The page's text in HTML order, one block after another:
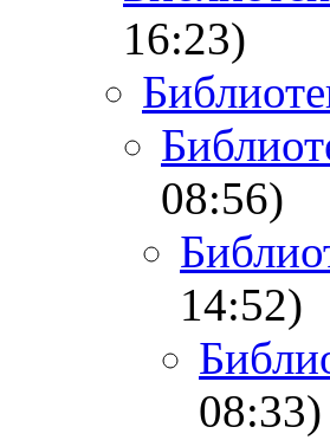
16:23)
08:56)
14:52)
08:33)